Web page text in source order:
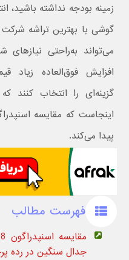
زمینه بودجه نداشته
می‌تواند به‌راحتی
افزایش فوق‌العاده زیاد
گزینه‌ای را انتخاب کنند
پیدا می‌کند.
فهرست مطالب
جدال سنگین در رده